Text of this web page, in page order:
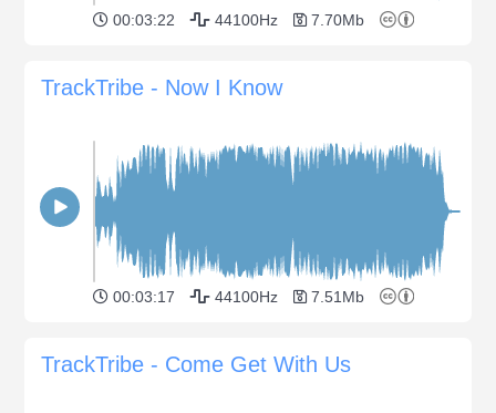
00:03:22 44100Hz 7.70Mb
TrackTribe - Now I Know
00:03:17 44100Hz 7.51Mb
TrackTribe - Come Get With Us